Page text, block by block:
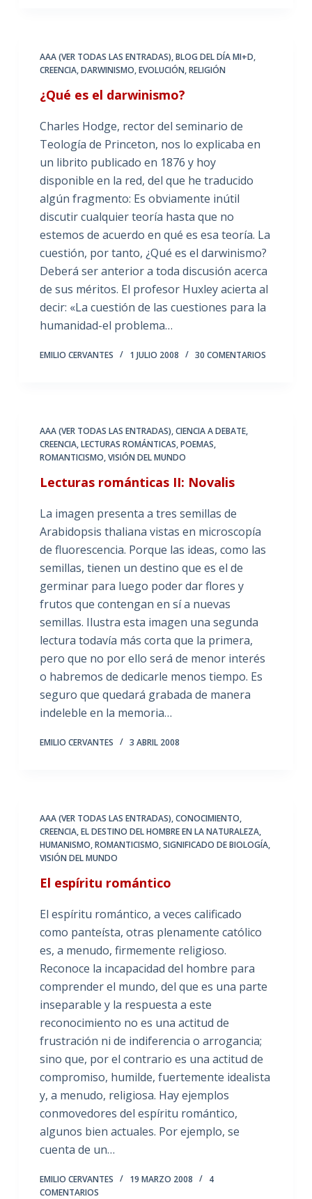
AAA (VER TODAS LAS ENTRADAS),BLOG DEL DÍA MI+D,
CREENCIA,DARWINISMO,EVOLUCIÓN,RELIGIÓN
¿Qué es el darwinismo?
Charles Hodge, rector del seminario de
Teología de Princeton, nos lo explicaba en
un librito publicado en 1876 y hoy
disponible en la red, del que he traducido
algún fragmento: Es obviamente inútil
discutir cualquier teoría hasta que no
estemos de acuerdo en qué es esa teoría. La
cuestión, por tanto, ¿Qué es el darwinismo?
Deberá ser anterior a toda discusión acerca
de sus méritos. El profesor Huxley acierta al
decir: «La cuestión de las cuestiones para la
humanidad-el problema…
EMILIO CERVANTES 1 JULIO 2008 30 COMENTARIOS
AAA (VER TODAS LAS ENTRADAS),CIENCIA A DEBATE,
CREENCIA,LECTURAS ROMÁNTICAS,POEMAS,
ROMANTICISMO,VISIÓN DEL MUNDO
Lecturas románticas II: Novalis
La imagen presenta a tres semillas de
Arabidopsis thaliana vistas en microscopía
de fluorescencia. Porque las ideas, como las
semillas, tienen un destino que es el de
germinar para luego poder dar flores y
frutos que contengan en sí a nuevas
semillas. Ilustra esta imagen una segunda
lectura todavía más corta que la primera,
pero que no por ello será de menor interés
o habremos de dedicarle menos tiempo. Es
seguro que quedará grabada de manera
indeleble en la memoria…
EMILIO CERVANTES 3 ABRIL 2008
AAA (VER TODAS LAS ENTRADAS),CONOCIMIENTO,
CREENCIA,EL DESTINO DEL HOMBRE EN LA NATURALEZA,
HUMANISMO,ROMANTICISMO,SIGNIFICADO DE BIOLOGÍA,
VISIÓN DEL MUNDO
El espíritu romántico
El espíritu romántico, a veces calificado
como panteísta, otras plenamente católico
es, a menudo, firmemente religioso.
Reconoce la incapacidad del hombre para
comprender el mundo, del que es una parte
inseparable y la respuesta a este
reconocimiento no es una actitud de
frustración ni de indiferencia o arrogancia;
sino que, por el contrario es una actitud de
compromiso, humilde, fuertemente idealista
y, a menudo, religiosa. Hay ejemplos
conmovedores del espíritu romántico,
algunos bien actuales. Por ejemplo, se
cuenta de un…
EMILIO CERVANTES 19 MARZO 2008
4
COMENTARIOS